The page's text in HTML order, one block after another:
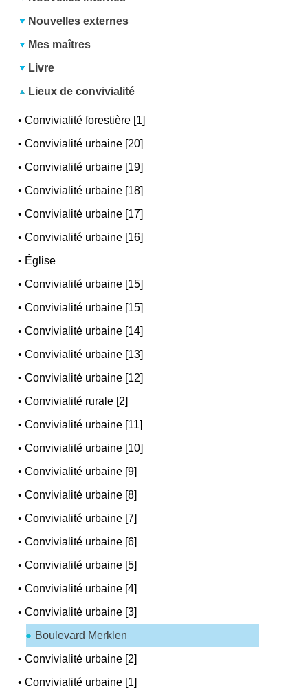
Nouvelles externes
Mes maîtres
Livre
Lieux de convivialité
•Convivialité forestière [1]
•Convivialité urbaine [20]
•Convivialité urbaine [19]
•Convivialité urbaine [18]
•Convivialité urbaine [17]
•Convivialité urbaine [16]
• Église
•Convivialité urbaine [15]
•Convivialité urbaine [15]
•Convivialité urbaine [14]
•Convivialité urbaine [13]
•Convivialité urbaine [12]
•Convivialité rurale [2]
•Convivialité urbaine [11]
•Convivialité urbaine [10]
•Convivialité urbaine [9]
•Convivialité urbaine [8]
•Convivialité urbaine [7]
•Convivialité urbaine [6]
•Convivialité urbaine [5]
•Convivialité urbaine [4]
•Convivialité urbaine [3]
Boulevard Merklen
•Convivialité urbaine [2]
•Convivialité urbaine [1]